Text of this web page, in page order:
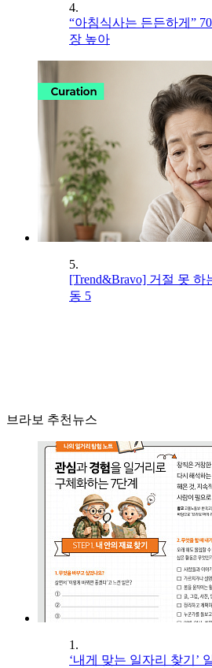
4.
“아침식사는 든든하게”
장 높아
5.
[Trend&Bravo] 거절 못
동 5
브라보 추천뉴스
1.
‘내게 맞는 일자리 찾기’